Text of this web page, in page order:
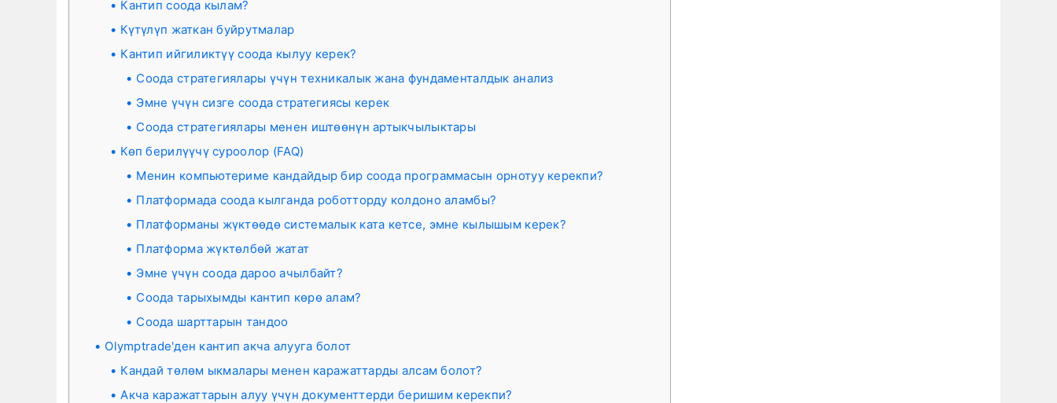
Кантип соода кылам?
Күтүлүп жаткан буйрутмалар
Кантип ийгиликтүү соода кылуу керек?
Соода стратегиялары үчүн техникалык жана фундаменталдык анализ
Эмне үчүн сизге соода стратегиясы керек
Соода стратегиялары менен иштөөнүн артыкчылыктары
Көп берилүүчү суроолор (FAQ)
Менин компьютериме кандайдыр бир соода программасын орнотуу керекпи?
Платформада соода кылганда роботторду колдоно аламбы?
Платформаны жүктөөдө системалык ката кетсе, эмне кылышым керек?
Платформа жүктөлбөй жатат
Эмне үчүн соода дароо ачылбайт?
Соода тарыхымды кантип көрө алам?
Соода шарттарын тандоо
Olymptrade'ден кантип акча алууга болот
Кандай төлөм ыкмалары менен каражаттарды алсам болот?
Акча каражаттарын алуу үчүн документтерди беришим керекпи?